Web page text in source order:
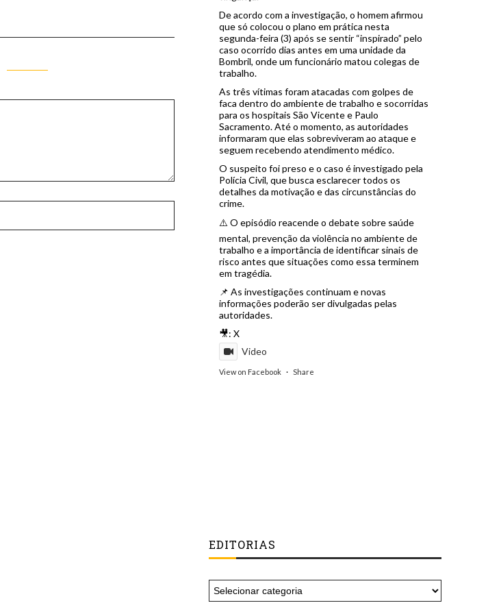
De acordo com a investigação, o homem afirmou
que só colocou o plano em prática nesta
segunda-feira (3) após se sentir “inspirado” pelo
caso ocorrido dias antes em uma unidade da
Bombril, onde um funcionário matou colegas de
trabalho.
As três vítimas foram atacadas com golpes de
faca dentro do ambiente de trabalho e socorridas
para os hospitais São Vicente e Paulo
Sacramento. Até o momento, as autoridades
informaram que elas sobreviveram ao ataque e
seguem recebendo atendimento médico.
O suspeito foi preso e o caso é investigado pela
Polícia Civil, que busca esclarecer todos os
detalhes da motivação e das circunstâncias do
crime.
⚠️ O episódio reacende o debate sobre saúde
mental, prevenção da violência no ambiente de
trabalho e a importância de identificar sinais de
risco antes que situações como essa terminem
em tragédia.
📌 As investigações continuam e novas
informações poderão ser divulgadas pelas
autoridades.
🎥: X
Video
View on Facebook · Share
EDITORIAS